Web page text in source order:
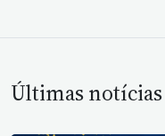
Últimas notícias